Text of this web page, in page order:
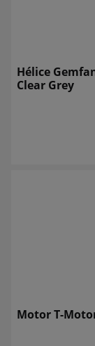
Hélice
Clear Grey
Motor T-